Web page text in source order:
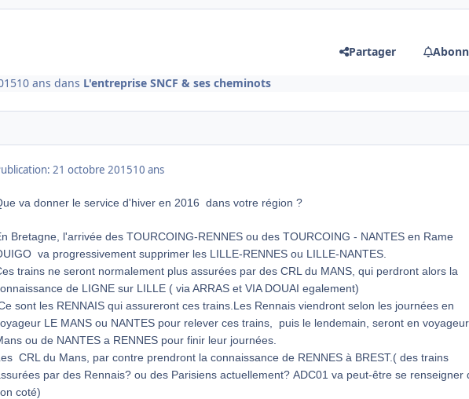
Partager
10 ans dans L'entreprise SNCF & ses cheminots
21 octobre 201510 ans
va donner le service d'hiver en 2016 dans votre région ?
Bretagne, l'arrivée des TOURCOING-RENNES ou des TOURCOING - NANTES en Rame
va progressivement supprimer les LILLE-RENNES ou LILLE-NANTES.
trains ne seront normalement plus assurées par des CRL du MANS, qui perdront alors la
de LIGNE sur LILLE ( via ARRAS et VIA DOUAI egalement)
sont les RENNAIS qui assureront ces trains. Les Rennais viendront selon les journées en
LE MANS ou NANTES pour relever ces trains, puis le lendemain, seront en
ou de NANTES a RENNES pour finir leur journées.
CRL du Mans, par contre prendront la connaissance de RENNES à BREST.( des trains
par des Rennais? ou des Parisiens actuellement? ADC01 va peut-être se renseigner
coté)